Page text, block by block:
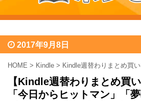
2017年9月8日
HOME > Kindle > Kindle週替わりまとめ買
【Kindle週替わりまとめ買
「今日からヒットマン」「